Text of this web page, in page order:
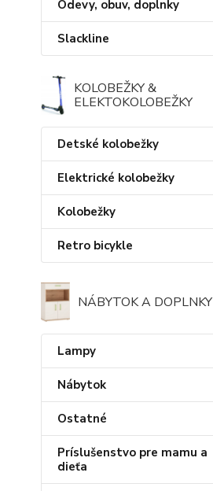
Odevy, obuv, doplnky
Slackline
KOLOBEŽKY &
ELEKTOKOLOBEŽKY
Detské kolobežky
Elektrické kolobežky
Kolobežky
Retro bicykle
NÁBYTOK A DOPLNKY
Lampy
Nábytok
Ostatné
Príslušenstvo pre mamu a
dieťa